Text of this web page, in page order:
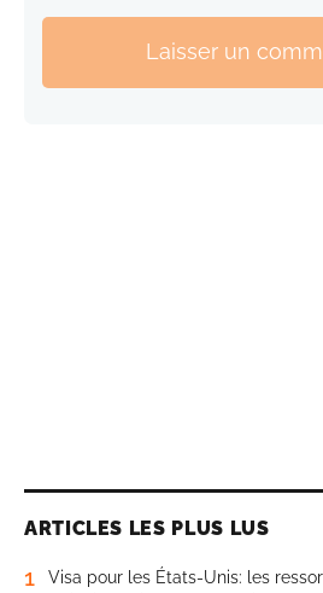
Laisser un
ARTICLES LES PLUS LUS
1
Visa pour les États-Unis: les